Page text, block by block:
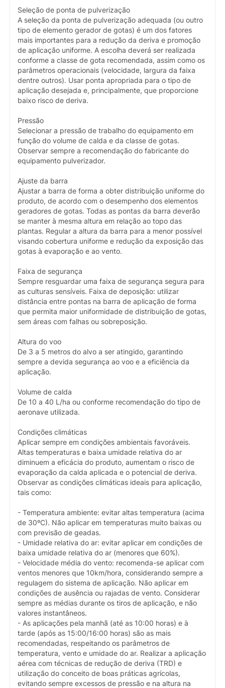
Seleção de ponta de pulverização
A seleção da ponta de pulverização adequada (ou outro
tipo de elemento gerador de gotas) é um dos fatores
mais importantes para a redução da deriva e promoção
de aplicação uniforme. A escolha deverá ser realizada
conforme a classe de gota recomendada, assim como os
parâmetros operacionais (velocidade, largura da faixa
dentre outros). Usar ponta apropriada para o tipo de
aplicação desejada e, principalmente, que proporcione
baixo risco de deriva.
Pressão
Selecionar a pressão de trabalho do equipamento em
função do volume de calda e da classe de gotas.
Observar sempre a recomendação do fabricante do
equipamento pulverizador.
Ajuste da barra
Ajustar a barra de forma a obter distribuição uniforme do
produto, de acordo com o desempenho dos elementos
geradores de gotas. Todas as pontas da barra deverão
se manter à mesma altura em relação ao topo das
plantas. Regular a altura da barra para a menor possível
visando cobertura uniforme e redução da exposição das
gotas à evaporação e ao vento.
Faixa de segurança
Sempre resguardar uma faixa de segurança segura para
as culturas sensíveis. Faixa de deposição: utilizar
distância entre pontas na barra de aplicação de forma
que permita maior uniformidade de distribuição de gotas,
sem áreas com falhas ou sobreposição.
Altura do voo
De 3 a 5 metros do alvo a ser atingido, garantindo
sempre a devida segurança ao voo e a eficiência da
aplicação.
Volume de calda
De 10 a 40 L/ha ou conforme recomendação do tipo de
aeronave utilizada.
Condições climáticas
Aplicar sempre em condições ambientais favoráveis.
Altas temperaturas e baixa umidade relativa do ar
diminuem a eficácia do produto, aumentam o risco de
evaporação da calda aplicada e o potencial de deriva.
Observar as condições climáticas ideais para aplicação,
tais como:
- Temperatura ambiente: evitar altas temperatura (acima
de 30ºC). Não aplicar em temperaturas muito baixas ou
com previsão de geadas.
- Umidade relativa do ar: evitar aplicar em condições de
baixa umidade relativa do ar (menores que 60%).
- Velocidade média do vento: recomenda-se aplicar com
ventos menores que 10km/hora, considerando sempre a
regulagem do sistema de aplicação. Não aplicar em
condições de ausência ou rajadas de vento. Considerar
sempre as médias durante os tiros de aplicação, e não
valores instantâneos.
- As aplicações pela manhã (até as 10:00 horas) e à
tarde (após as 15:00/16:00 horas) são as mais
recomendadas, respeitando os parâmetros de
temperatura, vento e umidade do ar. Realizar a aplicação
aérea com técnicas de redução de deriva (TRD) e
utilização do conceito de boas práticas agrícolas,
evitando sempre excessos de pressão e na altura na